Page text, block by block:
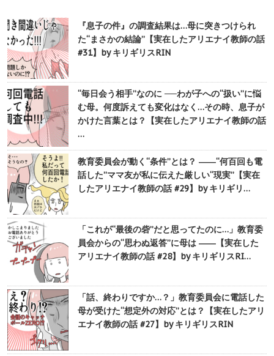
『息子の件』の調査結果は…母に突きつけられ
た“まさかの結論”【実在したアリエナイ教師の話
#31】by キリギリスRIN
“毎日会う相手”なのに ──わが子への“扱い”に悩
む母。何度訴えても変化はなく…その時、息子が
かけた言葉とは？【実在したアリエナイ教師の話
…
教育委員会が動く“条件”とは？ ――“何百回も電
話した”ママ友が私に伝えた厳しい“現実”【実在
したアリエナイ教師の話 #29】by キリギリ…
「これが“最後の砦”だと思ってたのに…」教育委
員会からの“思わぬ返答”に母は ――【実在した
アリエナイ教師の話 #28】by キリギリスRI…
「話、終わりですか…？」教育委員会に電話した
母が受けた“想定外の対応”とは？【実在したアリ
エナイ教師の話 #27】by キリギリスRIN